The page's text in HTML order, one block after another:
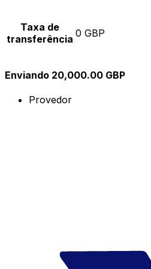
Taxa de
transferência 0 GBP
Enviando 20,000.00 GBP
Provedor